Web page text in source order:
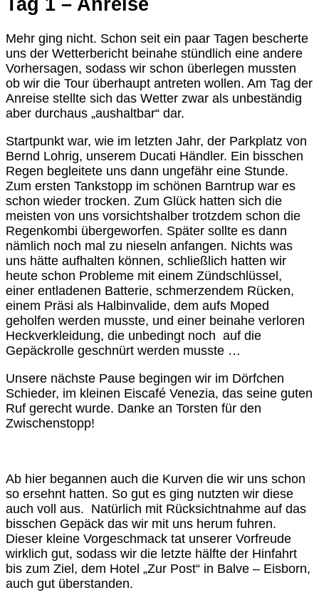
Mehr ging nicht. Schon seit ein paar Tagen bescherte
uns der Wetterbericht beinahe stündlich eine andere
Vorhersagen, sodass wir schon überlegen mussten
ob wir die Tour überhaupt antreten wollen. Am Tag der
Anreise stellte sich das Wetter zwar als unbeständig
aber durchaus „aushaltbar“ dar.
Startpunkt war, wie im letzten Jahr, der Parkplatz von
Bernd Lohrig, unserem Ducati Händler. Ein bisschen
Regen begleitete uns dann ungefähr eine Stunde.
Zum ersten Tankstopp im schönen Barntrup war es
schon wieder trocken. Zum Glück hatten sich die
meisten von uns vorsichtshalber trotzdem schon die
Regenkombi übergeworfen. Später sollte es dann
nämlich noch mal zu nieseln anfangen. Nichts was
uns hätte aufhalten können, schließlich hatten wir
heute schon Probleme mit einem Zündschlüssel,
einer entladenen Batterie, schmerzendem Rücken,
einem Präsi als Halbinvalide, dem aufs Moped
geholfen werden musste, und einer beinahe verloren
Heckverkleidung, die unbedingt noch auf die
Gepäckrolle geschnürt werden musste …
Unsere nächste Pause begingen wir im Dörfchen
Schieder, im kleinen Eiscafé Venezia, das seine guten
Ruf gerecht wurde. Danke an Torsten für den
Zwischenstopp!
Ab hier begannen auch die Kurven die wir uns schon
so ersehnt hatten. So gut es ging nutzten wir diese
auch voll aus. Natürlich mit Rücksichtnahme auf das
bisschen Gepäck das wir mit uns herum fuhren.
Dieser kleine Vorgeschmack tat unserer Vorfreude
wirklich gut, sodass wir die letzte hälfte der Hinfahrt
bis zum Ziel, dem Hotel „Zur Post“ in Balve – Eisborn,
auch gut überstanden.